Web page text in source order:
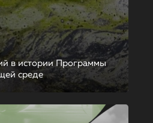
в истории Программы
среде